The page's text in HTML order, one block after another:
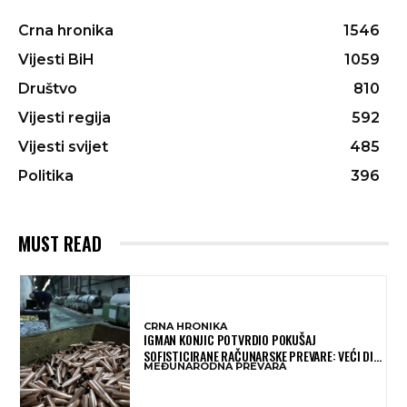
Crna hronika
1546
Vijesti BiH
1059
Društvo
810
Vijesti regija
592
Vijesti svijet
485
Politika
396
MUST READ
CRNA HRONIKA
IGMAN KONJIC POTVRDIO POKUŠAJ
SOFISTICIRANE RAČUNARSKE PREVARE: VEĆI DIO
NOVCA BLOKIRAN, OČEKUJE SE POVRAT
MEĐUNARODNA PREVARA